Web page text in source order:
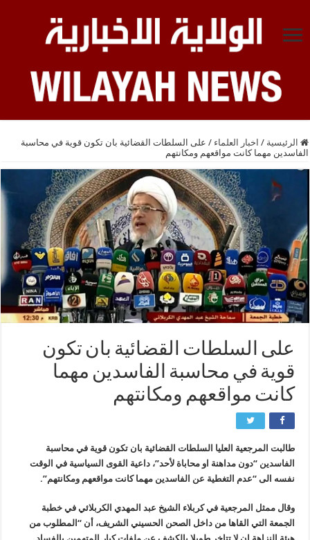
الرئيسية / اخبار العلماء / على السلطات القضائية بان تكون قوية في محاسبة
الفاسدين مهما كانت مواقعهم ومكانتهم
على السلطات القضائية بان تكون
قوية في محاسبة الفاسدين مهما
كانت مواقعهم ومكانتهم
طالبت المرجعية العليا السلطات القضائية بان تكون قوية في محاسبة
الفاسدين “دون مداهنة او محاباة لأحد”، داعية القوى السياسية في الوقت
نفسه الى “عدم التغطية عن الفاسدين مهما كانت مواقعهم ومكانتهم”.
وقال ممثل المرجعية في كربلاء الشيخ عبد المهدي الكربلائي في خطبة
الجمعة التي القاها من داخل الصحن الحسيني الشريف، أن “المطلوب من